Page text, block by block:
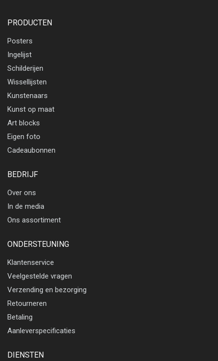
PRODUCTEN
Posters
Ingelijst
Schilderijen
Wissellijsten
Kunstenaars
Kunst op maat
Art blocks
Eigen foto
Cadeaubonnen
BEDRIJF
Over ons
In de media
Ons assortiment
ONDERSTEUNING
Klantenservice
Veelgestelde vragen
Verzending en bezorging
Retourneren
Betaling
Aanleverspecificaties
DIENSTEN